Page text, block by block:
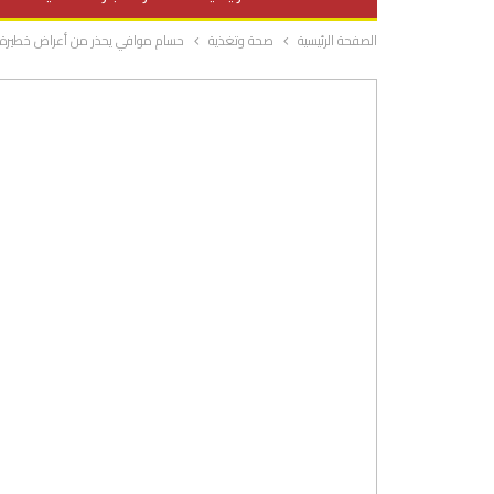
صحة وتغذية
المرأة والحياة الصفحة الرئيسية صحة وتغذية حسام موافي يحذر من أعراض